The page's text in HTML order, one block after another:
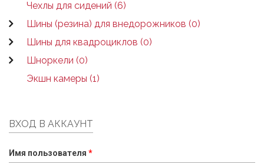
Чехлы для сидений (6)
Шины (резина) для внедорожников (0)
Шины для квадроциклов (0)
Шноркели (0)
Экшн камеры (1)
ВХОД В АККАУНТ
Имя пользователя *